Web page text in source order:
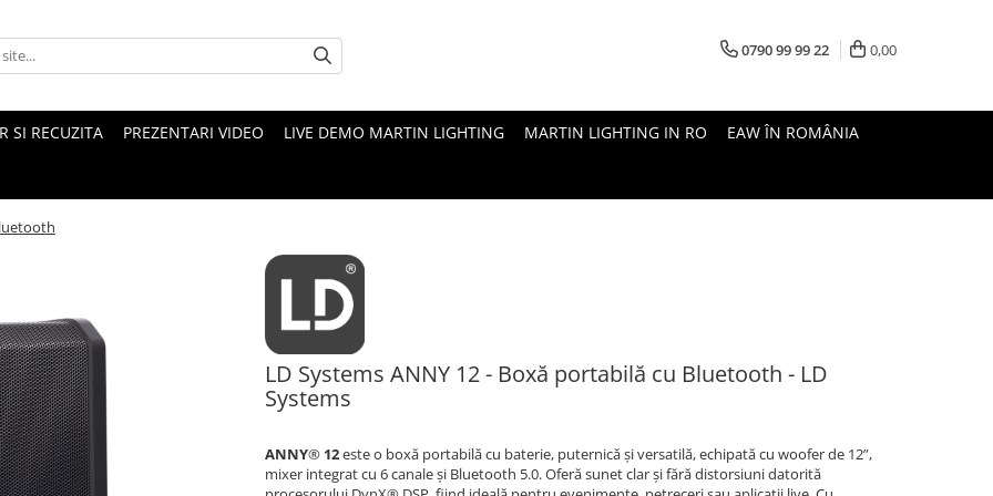
0790 99 99 22 0,00
SI RECUZITA PREZENTARI VIDEO LIVE DEMO MARTIN LIGHTING MARTIN LIGHTING IN RO EAW ÎN ROMÂNIA
LD Systems ANNY 12 - Boxă portabilă cu Bluetooth - LD
Systems
ANNY® 12este o boxă portabilă cu baterie, puternică și versatilă, echipată cu woofer de 12”,
mixer integrat cu 6 canale și Bluetooth 5.0. Oferă sunet clar și fără distorsiuni datorită